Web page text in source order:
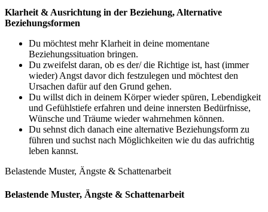
Klarheit & Ausrichtung in der Beziehung, Alternative
Beziehungsformen
Du möchtest mehr Klarheit in deine momentane
Beziehungssituation bringen.
Du zweifelst daran, ob es der/ die Richtige ist, hast (immer
wieder) Angst davor dich festzulegen und möchtest den
Ursachen dafür auf den Grund gehen.
Du willst dich in deinem Körper wieder spüren, Lebendigkeit
und Gefühlstiefe erfahren und deine innersten Bedürfnisse,
Wünsche und Träume wieder wahrnehmen können.
Du sehnst dich danach eine alternative Beziehungsform zu
führen und suchst nach Möglichkeiten wie du das aufrichtig
leben kannst.
Belastende Muster, Ängste & Schattenarbeit
Belastende Muster, Ängste & Schattenarbeit